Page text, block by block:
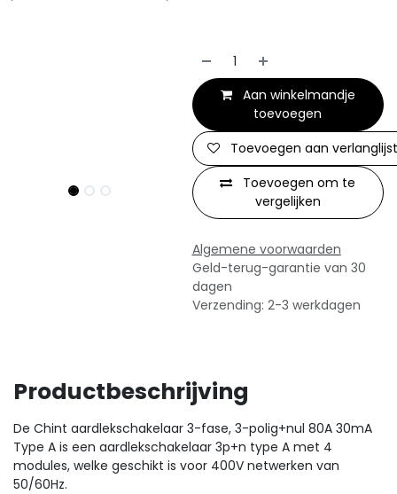
Aan winkelmandje
toevoegen
Toevoegen om te
vergelijken
Toevoegen aan verlanglijst
Algemene voorwaarden
Geld-terug-garantie van 30
dagen
Verzending: 2-3 werkdagen
Productbeschrijving
De Chint aardlekschakelaar 3-fase, 3-polig+nul 80A 30mA
Type A is een aardlekschakelaar 3p+n type A met 4
modules, welke geschikt is voor 400V netwerken van
50/60Hz.